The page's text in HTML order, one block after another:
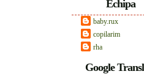
Echipa
baby.rux
copilarim
rha
Google